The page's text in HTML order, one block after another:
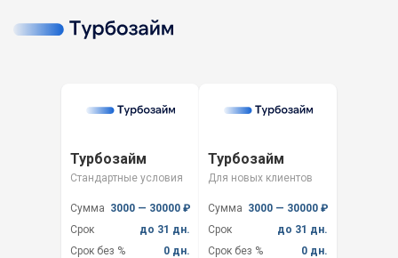
Турбозайм
Стандартные условия
Сумма 3000 — 30000 ₽
Срок
до 31 дн.
Срок без %
0 дн.
Турбозайм
Для новых клиентов
Сумма 3000 — 30000 ₽
Срок
до 31 дн.
Срок без %
0 дн.